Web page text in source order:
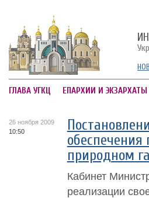
ГЛАВА УГКЦ ЕПАРХИИ И ЭКЗАРХАТЫ
26 ноября 2009
10:50
обеспечения
природном
Кабинет
реализации